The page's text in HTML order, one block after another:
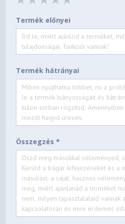
Termék előnyei
Termék hátrányai
Összegzés *